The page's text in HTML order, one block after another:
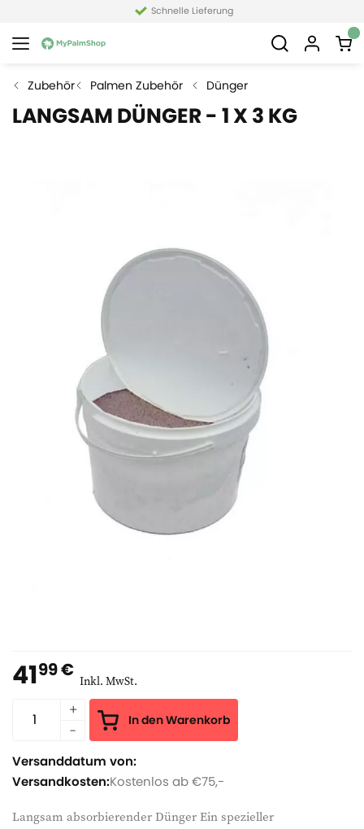
Schnelle Lieferung
Zubehör Palmen Zubehör Dünger
LANGSAM DÜNGER - 1 X 3 KG
Langsam absorbierender Dünger Ein spezieller
4199 € Inkl. MwSt.
In den Warenkorb
Versanddatum von:
Versandkosten:Kostenlos ab €75,-